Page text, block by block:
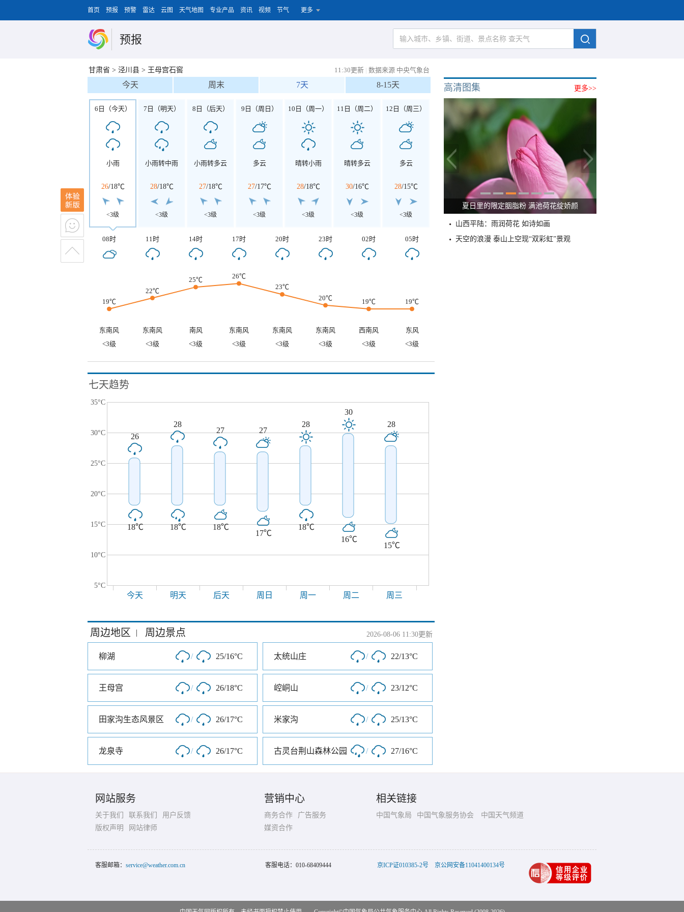
首页 预报 预警 雷达 云图 天气地图 专业产品 资讯 视频 节气 更多
预报
甘肃省 > 泾川县 > 王母宫石窖 11:30更新 | 数据来源 中央气象台
今天 周末 7天 8-15天
6日（今天）
小雨
26/18℃
<3级
7日（明天）
小雨转中雨
28/18℃
<3级
8日（后天）
小雨转多云
27/18℃
<3级
9日（周日）
多云
27/17℃
<3级
10日（周一）
晴转小雨
28/18℃
<3级
11日（周二）
晴转多云
30/16℃
<3级
12日（周三）
多云
28/15℃
<3级
08时 11时 14时 17时 20时 23时 02时 05时
19℃
22℃
25℃
26℃
23℃
20℃
19℃ 19℃
东南风 东南风 南风 东南风 东南风 东南风 西南风
东风
<3级
<3级 <3级 <3级 <3级 <3级 <3级 <3级
七天趋势
35°C
30°C
25°C
20°C
15°C
10°C
5°C
26
18℃
28
18℃
27
18℃
27
17℃
28
18℃
30
16℃
28
15℃
今天 明天 后天 周日 周一 周二 周三
周边地区 | 周边景点 2026-08-06 11:30更新
柳湖 / 25/16°C 太统山庄 / 22/13°C
王母宫 / 26/18°C 崆峒山 / 23/12°C
田家沟生态风景区 / 26/17°C 米家沟 / 25/13°C
龙泉寺 / 26/17°C 古灵台荆山森林公园 / 27/16°C
更多>>
高清图集
夏日里的限定胭脂粉 满池荷花绽娇颜
山西平陆：雨润荷花 如诗如画
天空的浪漫 泰山上空现“双彩虹”景观
网站服务
关于我们 联系我们
用户反馈
版权声明
网站律师
营销中心
商务合作
广告服务
媒资合作
相关链接
中国气象局 中国气象服务协会 中国天气频道
客服邮箱： service@weather.com.cn 客服电话： 010-68409444 京ICP证010385-2号 京公网安备11041400134号